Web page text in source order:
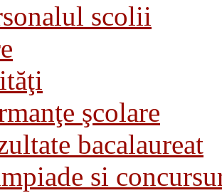
scolii
şcolare
bacalaureat
si